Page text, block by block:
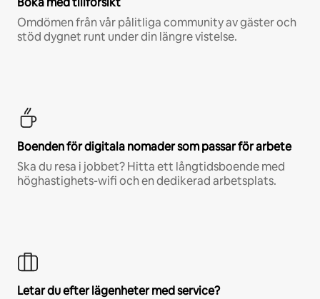
Omdömen från vår pålitliga community av gäster och
stöd dygnet runt under din längre vistelse.
Boenden för digitala nomader som passar för arbete
Ska du resa i jobbet? Hitta ett långtidsboende med
höghastighets-wifi och en dedikerad arbetsplats.
Letar du efter lägenheter med service?